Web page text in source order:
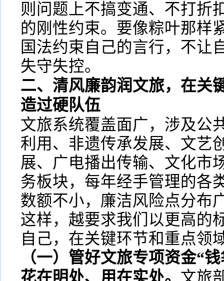
则问题上不搞变通、不打折
的刚性约束。要像粽叶那样
国法约束自己的言行，不让
失守失控。
二、清风廉韵润文旅，在关
造过硬队伍
文旅系统覆盖面广，涉及公
利用、非遗传承发展、文艺
展、广电播出传输、文化市
务板块，每年经手管理的各
数额不小，廉洁风险点分布
这样，越要求我们以更高的
自己，在关键环节和重点领
（一）管好文旅专项资金“
花在明处、用在实处。 文旅